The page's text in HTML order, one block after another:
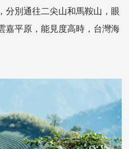
分別通往二尖山和馬鞍山，眼
嘉平原，能見度高時，台灣海